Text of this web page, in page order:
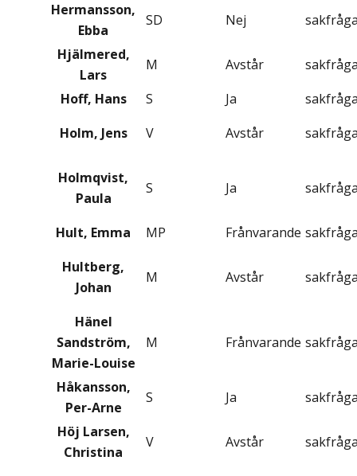
Hermansson,
Ebba
SD Nej
Hjälmered,
Lars
M Avstår
Hoff, Hans
S Ja
Holm, Jens
V Avstår
Holmqvist,
Paula
S Ja
Hult, Emma MP Frånvarande
Hultberg,
Johan
M Avstår
Hänel
Sandström,
Marie-Louise
M Frånvarande
Håkansson,
Per-Arne
S Ja
Höj Larsen,
Christina
V Avstår